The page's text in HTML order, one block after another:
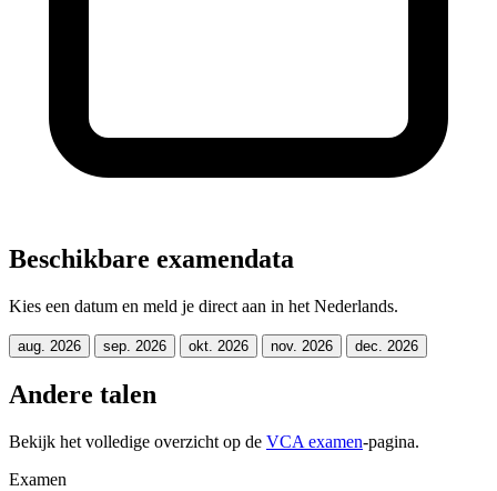
Beschikbare examendata
Kies een datum en meld je direct aan in het Nederlands.
aug. 2026 sep. 2026 okt. 2026 nov. 2026 dec. 2026
Andere talen
Bekijk het volledige overzicht op de VCA examen-pagina.
Examen